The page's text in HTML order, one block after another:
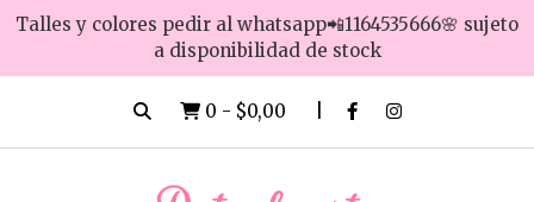
Talles y colores pedir al whatsapp📲1164535666🌸 sujeto
a disponibilidad de stock
0 - $0,00